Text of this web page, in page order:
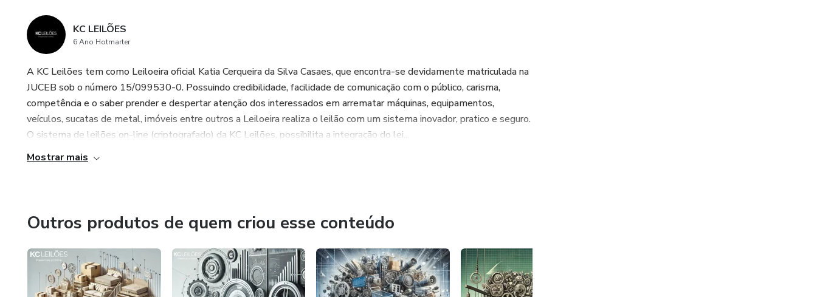
KC LEILÕES
6 Ano Hotmarter
A KC Leilões tem como Leiloeira oficial Katia Cerqueira da Silva Casaes, que encontra-se devidamente matriculada na
JUCEB sob o número 15/099530-0. Possuindo credibilidade, facilidade de comunicação com o público, carisma,
competência e o saber prender e despertar atenção dos interessados em arrematar máquinas, equipamentos,
veículos, sucatas de metal, imóveis entre outros a Leiloeira realiza o leilão com um sistema inovador, pratico e seguro.
O sistema de leilões on-line (criptografado) da KC Leilões, possibilita a integração do lei...
Mostrar mais
Outros produtos de quem criou esse conteúdo